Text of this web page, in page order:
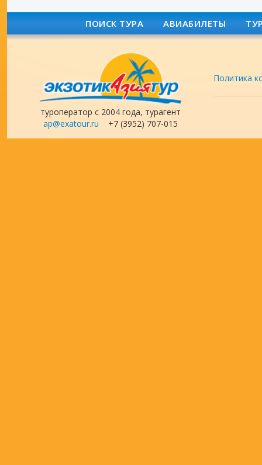
ПОИСК ТУРА АВИАБИЛЕТЫ
туроператор с 2004 года, турагент
ap@exatour.ru +7 (3952) 707-015
Политика